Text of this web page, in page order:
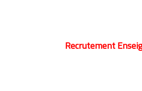
Recrutement